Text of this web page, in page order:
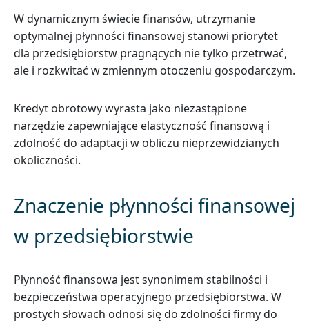
W dynamicznym świecie finansów, utrzymanie
optymalnej płynności finansowej stanowi priorytet
dla przedsiębiorstw pragnących nie tylko przetrwać,
ale i rozkwitać w zmiennym otoczeniu gospodarczym.
Kredyt obrotowy wyrasta jako niezastąpione
narzędzie zapewniające elastyczność finansową i
zdolność do adaptacji w obliczu nieprzewidzianych
okoliczności.
Znaczenie płynności finansowej
w przedsiębiorstwie
Płynność finansowa jest synonimem stabilności i
bezpieczeństwa operacyjnego przedsiębiorstwa. W
prostych słowach odnosi się do zdolności firmy do